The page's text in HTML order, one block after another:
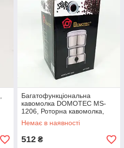
Багатофункціональна
кавомолка DOMOTEC MS-
1206, Роторна кавомолка,
металева Подрібнювач кави
PR-97
Немає в наявності
512 ₴